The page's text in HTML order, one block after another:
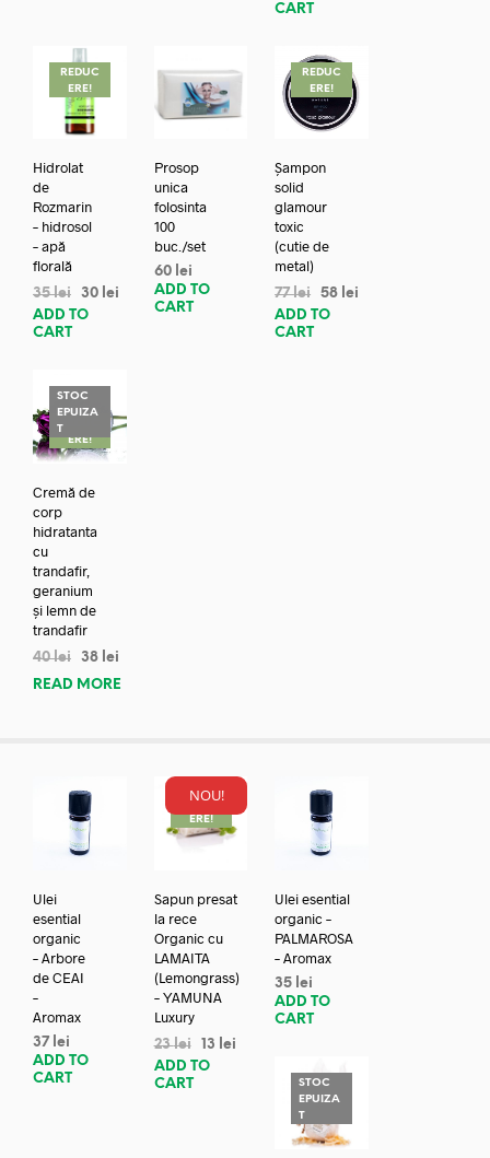
CART
REDUC
ERE!
Hidrolat
de
Rozmarin
– hidrosol
– apă
florală
35lei 30 lei
ADD TO
CART
Prosop
unica
folosinta
100
buc./set
60 lei
ADD TO
CART
REDUC
ERE!
Șampon
solid
glamour
toxic
(cutie de
metal)
77lei 58 lei
ADD TO
CART
STOC
EPUIZA
TREDUC
ERE!
Cremă de
corp
hidratanta
cu
trandafir,
geranium
și lemn de
trandafir
40lei 38 lei
READ MORE
Ulei
esential
organic
– Arbore
de CEAI
–
Aromax
37 lei
ADD TO
CART
NOU!
REDUC
ERE!
Sapun presat
la rece
Organic cu
LAMAITA
(Lemongrass)
– YAMUNA
Luxury
23lei 13
lei
ADD TO
CART
Ulei esential
organic –
PALMAROSA
– Aromax
35 lei
ADD TO
CART
STOC
EPUIZA
T